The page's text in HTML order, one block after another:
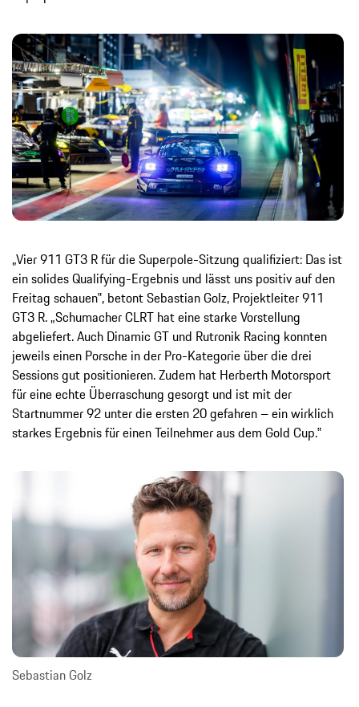
„Vier 911 GT3 R für die Superpole-Sitzung qualifiziert: Das ist
ein solides Qualifying-Ergebnis und lässt uns positiv auf den
Freitag schauen‟, betont Sebastian Golz, Projektleiter 911
GT3 R. „Schumacher CLRT hat eine starke Vorstellung
abgeliefert. Auch Dinamic GT und Rutronik Racing konnten
jeweils einen Porsche in der Pro-Kategorie über die drei
Sessions gut positionieren. Zudem hat Herberth Motorsport
für eine echte Überraschung gesorgt und ist mit der
Startnummer 92 unter die ersten 20 gefahren – ein wirklich
starkes Ergebnis für einen Teilnehmer aus dem Gold Cup.‟
Sebastian Golz